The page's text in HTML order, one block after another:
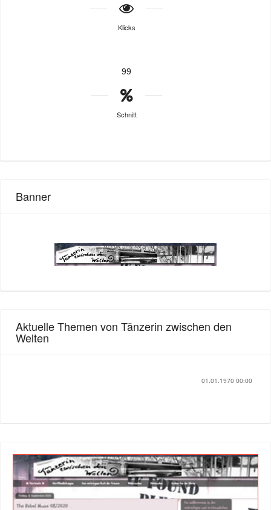
Klicks
99
Schnitt
Banner
Aktuelle Themen von Tänzerin zwischen den
Welten
01.01.1970 00:00